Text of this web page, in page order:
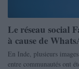
Le réseau social
à cause de
En Inde, plusieurs
entre communautés ont